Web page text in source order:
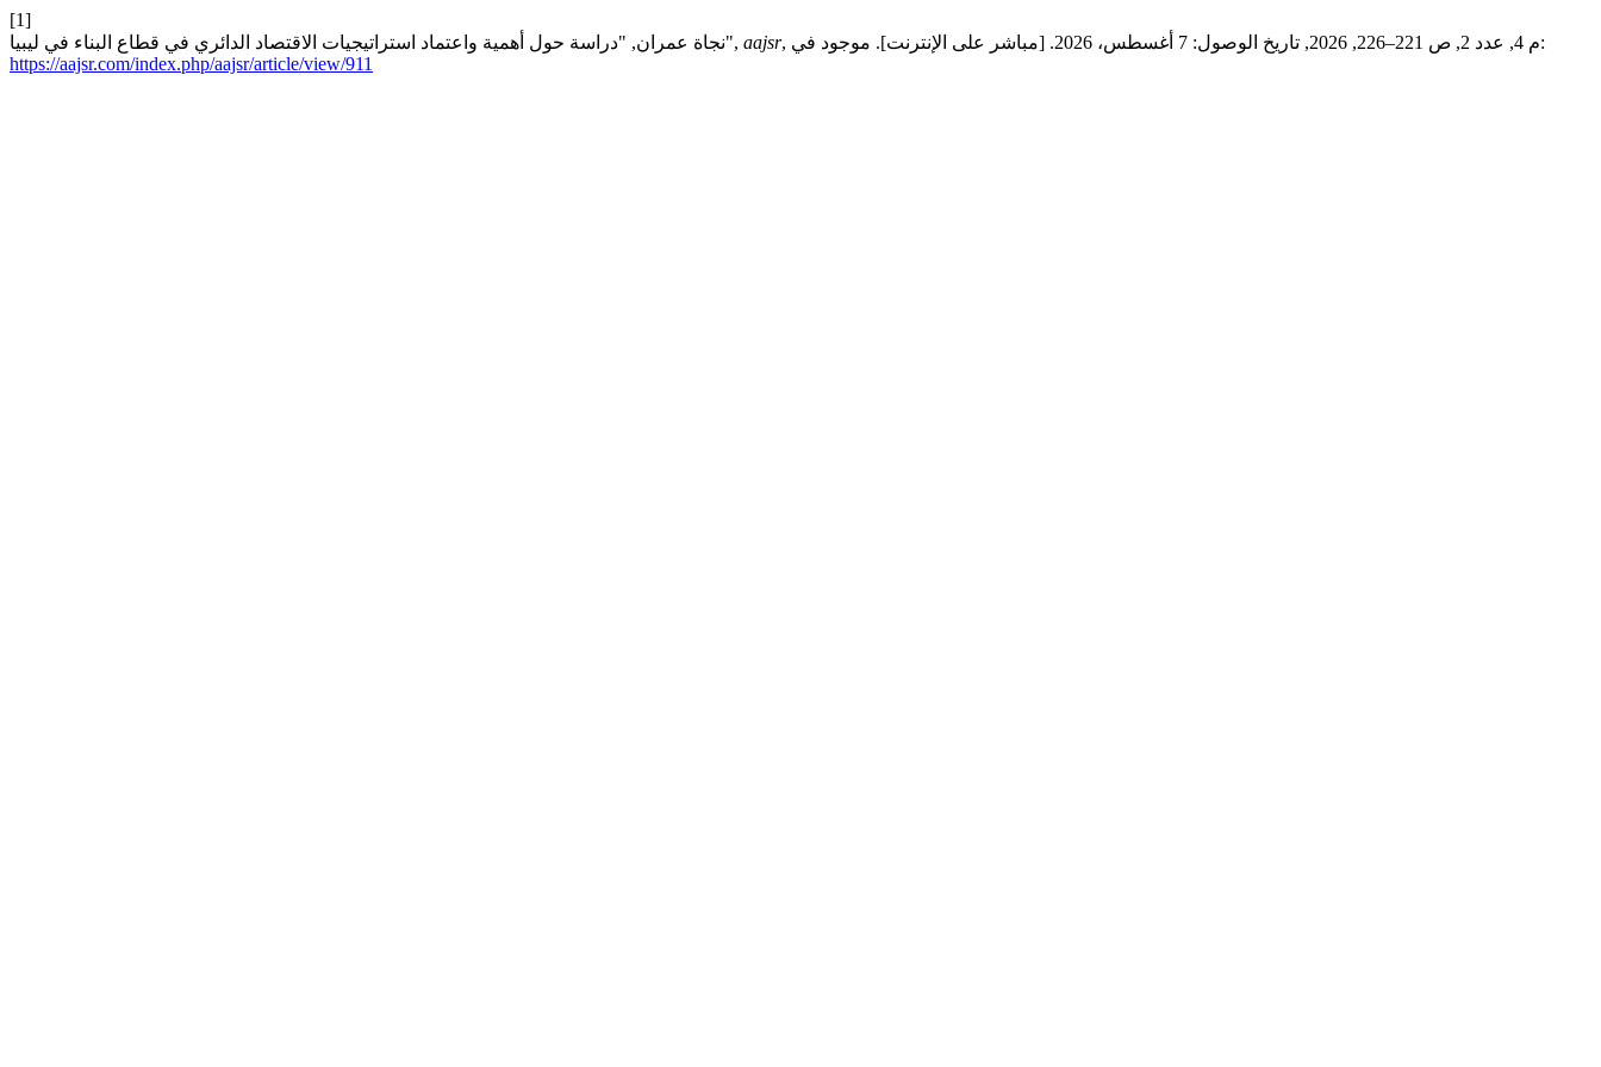
[1]
نجاة عمران, "دراسة حول أهمية واعتماد استراتيجيات الاقتصاد الدائري في قطاع البناء في ليبيا", aajsr
, م 4, عدد 2, ص 221–226, 2026, تاريخ الوصول: 7 أغسطس، 2026. [مباشر على الإنترنت]. موجود في:
https://aajsr.com/index.php/aajsr/article/view/911